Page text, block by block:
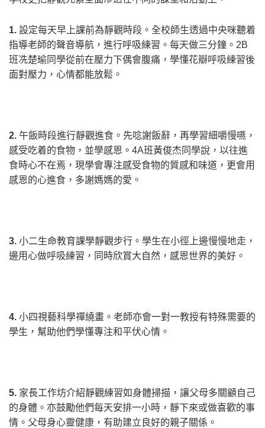
1. 設定每天早上課前為靜觀時段。全校師生透過中央咪聽着
指導老師的聲音導航，進行呼吸練習。每天做三分鐘。 2B
班冼楚瑜同學從前在壓力下偶會腹痛，學懂花瓣呼吸練習後
面對壓力，心情都能放鬆。
2. 午飯時段進行靜觀進食。先唸謝飯辭，再學習細嚼慢嚥，
感受吃着的食物，並學感恩。 4A班黃俊杰同學說，以往進
食時心不在焉，現學會專注感受食物的質感和味道，更會用
感恩的心進食，多謝媽媽的愛。
3. 小二生命教育課學靜觀步行。學生在小徑上邊慢慢地走，
邊用心做呼吸練習，同時欣賞大自然，感恩世界的美好。
4. 小四視藝科學禪繞畫。老師亦會一對一教授有特殊需要的
學生，幫助他們學懂專注和平伏心情。
5. 家長工作坊介紹靜觀練習如身體掃描，讓父母多關顧自己
的身體。亦鼓勵他們每天安排一小時，靜下來或做喜歡的事
情。父母身心靈健康，有助建立良好的親子關係。